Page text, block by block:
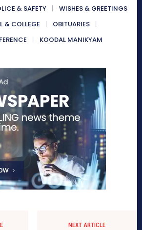
& SAFETY
WISHES & GREETINGS
& COLLEGE
OBITUARIES
KOODAL MANIKYAM
NEXT ARTICLE